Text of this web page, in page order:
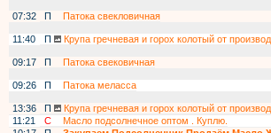
07:32
П
Патока свекловичная
11:40
П
Крупа гречневая и горох колотый от
09:17
П
Патока свековичная
09:26
П
Патока меласса
13:36
П
Крупа гречневая и горох колотый от
11:21
С
Масло подсолнечное оптом . Куплю.